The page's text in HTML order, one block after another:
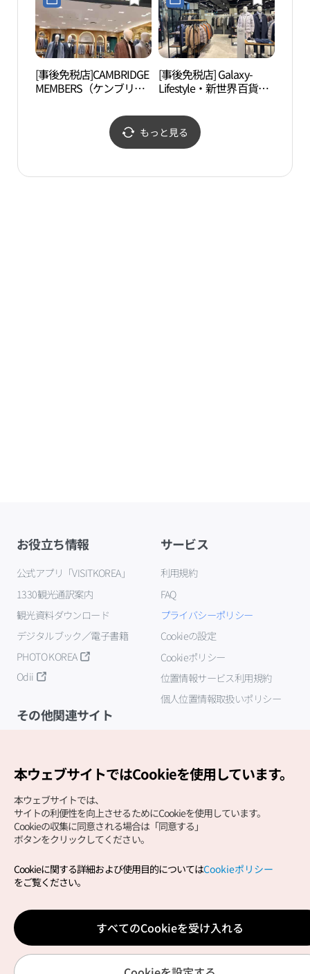
시티점)
백화점 센텀시티점)
[事後免税店]CAMBRIDGE
MEMBERS（ケンブリッ
百貨店センタムシティ店
(캠브리지멤버스 신세계
백화점 센텀시티점)
[事後免税店] Galaxy-
Lifestyle・新世界百貨店
시라이프스타일 신세계
백화점 센텀시티점)
もっと見る
お役立ち情報
公式アプリ「VISITKOREA」
1330観光通訳案内
観光資料ダウンロード
デジタルブック／電子書籍
PHOTO KOREA
Odii
サービス
利用規約
FAQ
プライバシーポリシー
Cookieの設定
Cookieポリシー
位置情報サービス利用規約
個人位置情報取扱いポリシー
その他関連サイト
Copyright (c) Korea Tourism Organization All Rights
サイトエラー報告公式メール
japanese@knto.or.kr
本ウェブサイトではCookieを使用しています。
本ウェブサイトでは、
サイトの利便性を向上させるためにCookieを使用しています。
Cookieの収集に同意される場合は「同意する」
ボタンをクリックしてください。
Cookieに関する詳細および使用目的についてはCookieポリシー
をご覧ください。
すべてのCookieを受け入れる